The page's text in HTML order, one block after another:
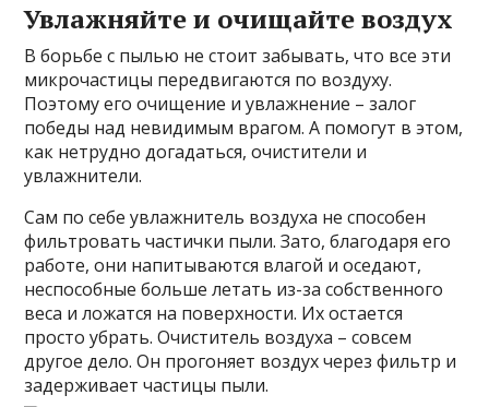
Увлажняйте и очищайте воздух
В борьбе с пылью не стоит забывать, что все эти
микрочастицы передвигаются по воздуху.
Поэтому его очищение и увлажнение – залог
победы над невидимым врагом. А помогут в этом,
как нетрудно догадаться, очистители и
увлажнители.
Сам по себе увлажнитель воздуха не способен
фильтровать частички пыли. Зато, благодаря его
работе, они напитываются влагой и оседают,
неспособные больше летать из-за собственного
веса и ложатся на поверхности. Их остается
просто убрать. Очиститель воздуха – совсем
другое дело. Он прогоняет воздух через фильтр и
задерживает частицы пыли.